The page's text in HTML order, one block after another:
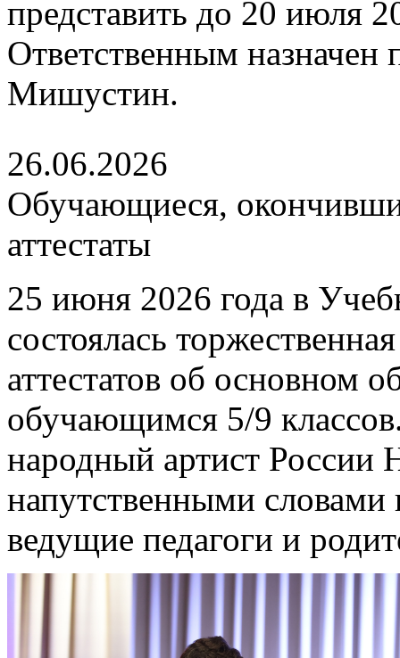
представить до 20 июля
Ответственным
Мишустин.
26.06.2026
Обучающиеся,
аттестаты
25 июня 2026 года в
состоялась
аттестатов об основном
обучающимся 5/9
народный артист России
напутственными
ведущие педагоги и